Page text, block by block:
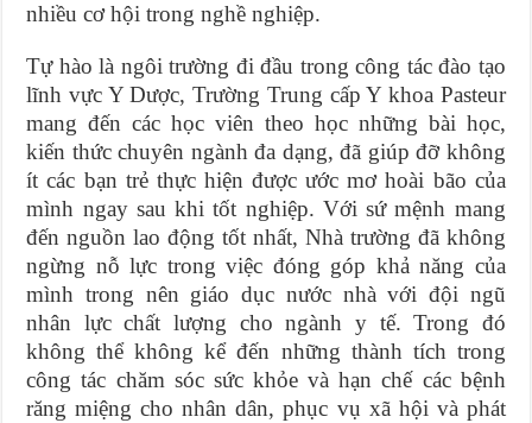
nhiều cơ hội trong nghề nghiệp.
Tự hào là ngôi trường đi đầu trong công tác đào tạo
lĩnh vực Y Dược, Trường Trung cấp Y khoa Pasteur
mang đến các học viên theo học những bài học,
kiến thức chuyên ngành đa dạng, đã giúp đỡ không
ít các bạn trẻ thực hiện được ước mơ hoài bão của
mình ngay sau khi tốt nghiệp. Với sứ mệnh mang
đến nguồn lao động tốt nhất, Nhà trường đã không
ngừng nỗ lực trong việc đóng góp khả năng của
mình trong nên giáo dục nước nhà với đội ngũ
nhân lực chất lượng cho ngành y tế. Trong đó
không thể không kể đến những thành tích trong
công tác chăm sóc sức khỏe và hạn chế các bệnh
răng miệng cho nhân dân, phục vụ xã hội và phát